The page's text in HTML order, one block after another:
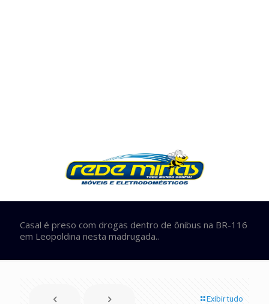
Casal é preso com drogas dentro de ônibus na BR-116
em Leopoldina nesta madrugada..
Exibir tudo